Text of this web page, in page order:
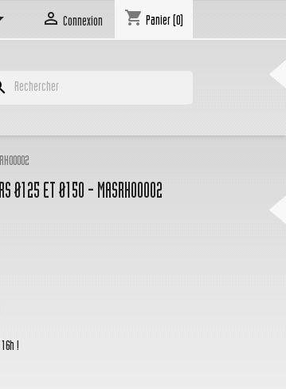
 Connexion shopping_cart Panier (0)
Ø125 ET Ø150 - MASRH00002
!